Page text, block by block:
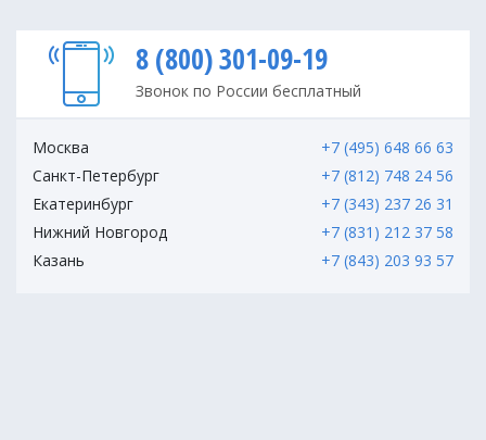
8 (800) 301-09-19
Звонок по России бесплатный
Москва
+7 (495) 648 66 63
Санкт-Петербург
+7 (812) 748 24 56
Екатеринбург
+7 (343) 237 26 31
Нижний Новгород
+7 (831) 212 37 58
Казань
+7 (843) 203 93 57